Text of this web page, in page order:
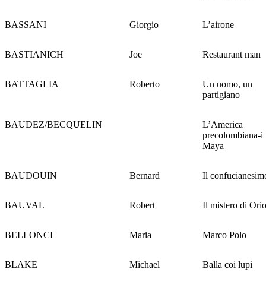
BASSANI Giorgio L’airone
BASTIANICH Joe Restaurant man
BATTAGLIA Roberto
Un uomo, un
partigiano
BAUDEZ/BECQUELIN
L’America
precolombiana-i
Maya
BAUDOUIN Bernard Il
BAUVAL Robert Il mistero di
BELLONCI Maria Marco Polo
BLAKE Michael Balla coi lupi